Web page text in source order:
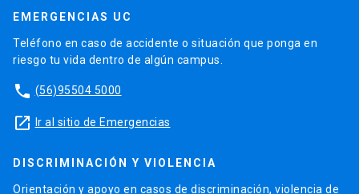
EMERGENCIAS UC
Teléfono en caso de accidente o situación que ponga en
riesgo tu vida dentro de algún campus.
phone (56)95504 5000
launch Ir al sitio de Emergencias
DISCRIMINACIÓN Y VIOLENCIA
Orientación y apoyo en casos de discriminación, violencia de